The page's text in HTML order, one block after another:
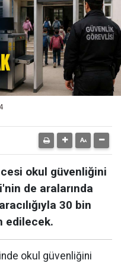
okul güvenliğini
de aralarında
30 bin
edilecek.
okul güvenliğini